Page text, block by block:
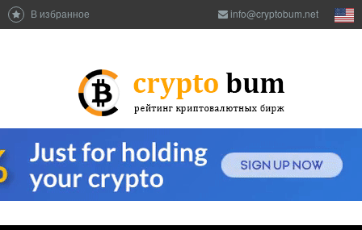
В избранное info@cryptobum.net